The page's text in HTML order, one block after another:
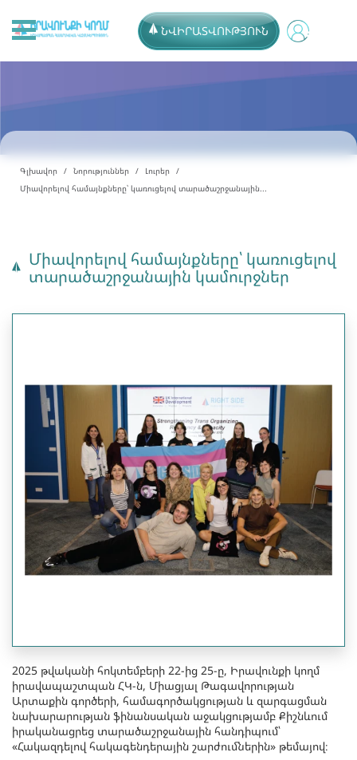
ՆՎԻՐԱՏՎՈՒԹՅՈՒՆ
Գլխավոր Նորություններ
Լուրեր
Միավորելով համայնքները՝ կառուցելով տարածաշրջանային...
Միավորելով համայնքները՝ կառուցելով
տարածաշրջանային կամուրջներ
2025 թվականի հոկտեմբերի 22-ից 25-ը, Իրավունքի կողմ
իրավապաշտպան ՀԿ-ն, Միացյալ Թագավորության
Արտաքին գործերի, համագործակցության և զարգացման
նախարարության ֆինանսական աջակցությամբ Քիշնևում
իրականացրեց տարածաշրջանային հանդիպում՝
«Հակազդելով հակագենդերային շարժումներին» թեմայով։